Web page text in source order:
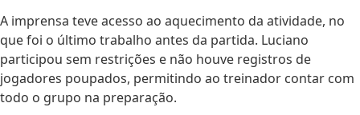
A imprensa teve acesso ao aquecimento da atividade, no
que foi o último trabalho antes da partida. Luciano
participou sem restrições e não houve registros de
jogadores poupados, permitindo ao treinador contar com
todo o grupo na preparação.